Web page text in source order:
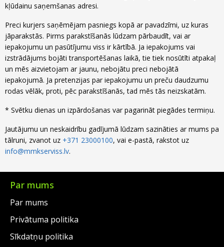
kļūdainu saņemšanas adresi.
Preci kurjers saņēmējam pasniegs kopā ar pavadzīmi, uz kuras
jāparakstās. Pirms parakstīšanās lūdzam pārbaudīt, vai ar
iepakojumu un pasūtījumu viss ir kārtībā. Ja iepakojums vai
izstrādājums bojāti transportēšanas laikā, tie tiek nosūtīti atpakaļ
un mēs aizvietojam ar jaunu, nebojātu preci nebojātā
iepakojumā. Ja pretenzijas par iepakojumu un preču daudzumu
rodas vēlāk, proti, pēc parakstīšanās, tad mēs tās neizskatām.
* Svētku dienas un izpārdošanas var pagarināt piegādes termiņu.
Jautājumu un neskaidrību gadījumā lūdzam sazināties ar mums pa
tālruni, zvanot uz +371 23000100, vai e-pastā, rakstot uz
info@mmkserviss.lv.
Par mums
Par mums
Privātuma politika
Sīkdatņu politika